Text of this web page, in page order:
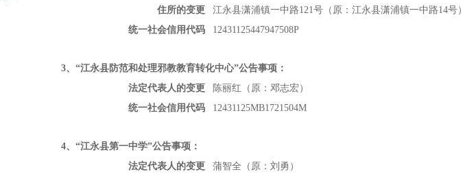
住所的变更
江永县潇浦镇一中路121号（原：江永县潇浦镇一中路14号）
统一社会信用代码
12431125447947508P
3、“江永县防范和处理邪教教育转化中心”公告事项：
法定代表人的变更
陈丽红（原：邓志宏）
统一社会信用代码
12431125MB1721504M
4、“江永县第一中学”公告事项：
法定代表人的变更
蒲智全（原：刘勇）